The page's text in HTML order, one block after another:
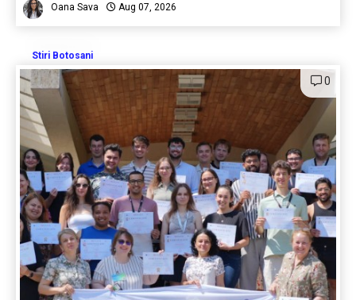
Oana Sava Aug 07, 2026
Stiri Botosani
0